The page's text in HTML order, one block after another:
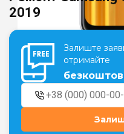
Театральна
м. Київ, вул. Хрещатик 44-A
Оболонь
м. Київ, ТЦ LAKE PLAZA, вул.
полку “Азов”, 12
м. Київ, Комфорт Таун, вул.
2019
Залиште
отримайте